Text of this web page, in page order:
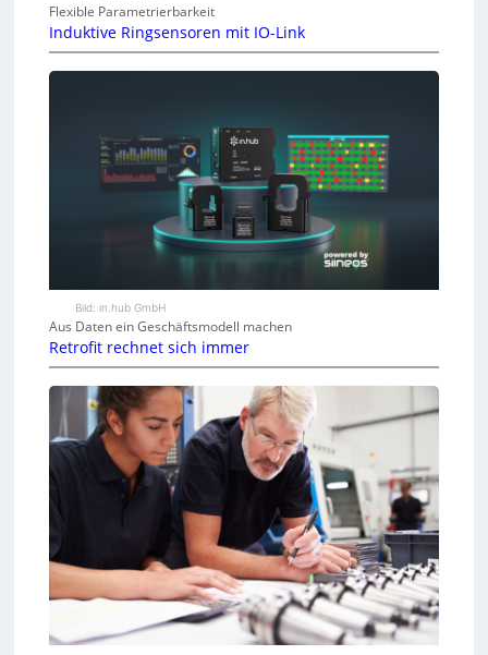
Flexible Parametrierbarkeit
Induktive Ringsensoren mit IO-Link
Bild: in.hub GmbH
Aus Daten ein Geschäftsmodell machen
Retrofit rechnet sich immer